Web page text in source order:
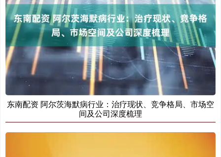
东南配资 阿尔茨海默病行业：治疗现状、竞争格局、市场空
间及公司深度梳理